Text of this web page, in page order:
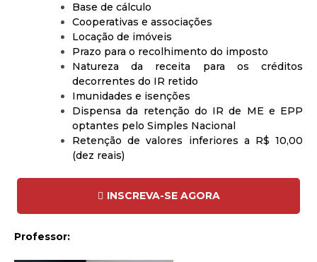
Base de cálculo
Cooperativas e associações
Locação de imóveis
Prazo para o recolhimento do imposto
Natureza da receita para os créditos
decorrentes do IR retido
Imunidades e isenções
Dispensa da retenção do IR de ME e EPP
optantes pelo Simples Nacional
Retenção de valores inferiores a R$ 10,00
(dez reais)
INSCREVA-SE AGORA
Professor: